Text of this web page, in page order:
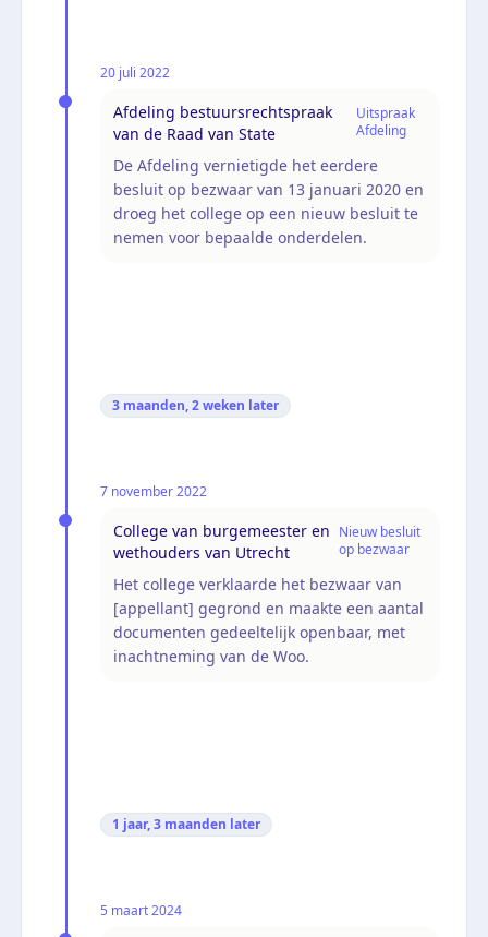
20 juli 2022
Afdeling bestuursrechtspraak
van de Raad van State
Uitspraak
Afdeling
De Afdeling vernietigde het eerdere
besluit op bezwaar van 13 januari 2020 en
droeg het college op een nieuw besluit te
nemen voor bepaalde onderdelen.
3 maanden, 2 weken later
7 november 2022
College van burgemeester en
wethouders van Utrecht
Nieuw besluit
op bezwaar
Het college verklaarde het bezwaar van
[appellant] gegrond en maakte een aantal
documenten gedeeltelijk openbaar, met
inachtneming van de Woo.
1 jaar, 3 maanden later
5 maart 2024